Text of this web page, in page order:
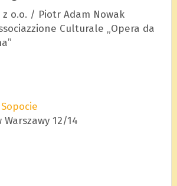
z o.o. / Piotr Adam Nowak
Culturale „Opera da
12/14